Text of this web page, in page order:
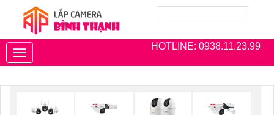
HOTLINE: 0938.11.23.99
Toggle
navigation